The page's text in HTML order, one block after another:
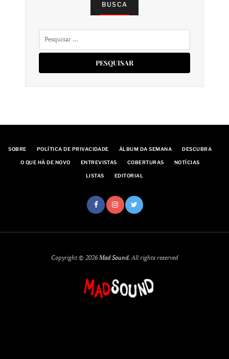
BUSCA
SOBRE POLÍTICA DE PRIVACIDADE ÁLBUM DA SEMANA DESCUBRA
O QUE HÁ DE NOVO ENTREVISTAS COBERTURAS NOTÍCIAS
LISTAS EDITORIAL
Copyright © 2026Mad Sound. All rights reserved